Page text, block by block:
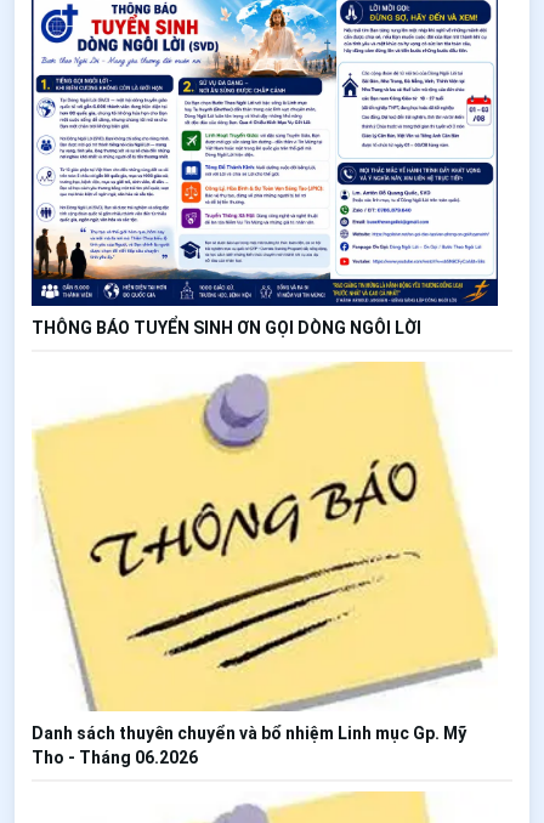
THÔNG BÁO TUYỂN SINH ƠN GỌI DÒNG NGÔI LỜI
Danh sách thuyên chuyển và bổ nhiệm Linh mục Gp. Mỹ
Tho - Tháng 06.2026